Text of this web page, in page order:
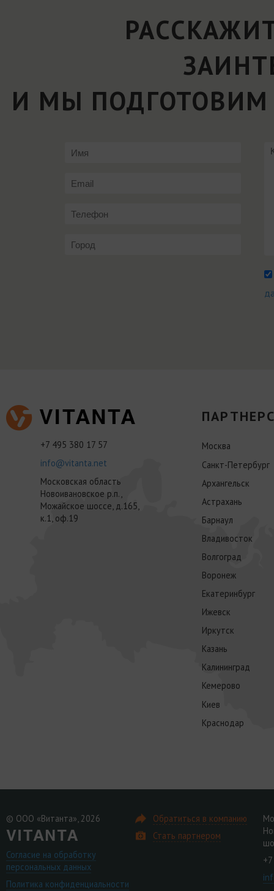
И МЫ ПОДГОТОВИМ
+7 495 380 17 57
info@vitanta.net
Московская область
Новоивановское р.п.,
Можайское шоссе, д.165,
к.1, оф.19
Москва
Санкт-Петербург
Архангельск
Астрахань
Барнаул
Владивосток
Волгоград
Воронеж
Екатеринбург
Ижевск
Иркутск
Казань
Калининград
Кемерово
Киев
Краснодар
© ООО «Витанта», 2026
Согласие на обработку
персональных данных
Политика конфиденциальности
Обратиться в компанию
Стать партнером